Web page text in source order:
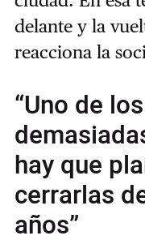
delante y la
reacciona la
“Uno de
hay que
cerrarlas
años”